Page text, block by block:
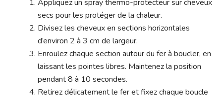
Appliquez un spray thermo-protecteur sur cheveux
secs pour les protéger de la chaleur.
Divisez les cheveux en sections horizontales
d’environ 2 à 3 cm de largeur.
Enroulez chaque section autour du fer à boucler, en
laissant les pointes libres. Maintenez la position
pendant 8 à 10 secondes.
Retirez délicatement le fer et fixez chaque boucle